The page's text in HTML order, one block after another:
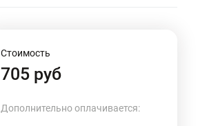
Стоимость
705 руб
Дополнительно оплачивается: